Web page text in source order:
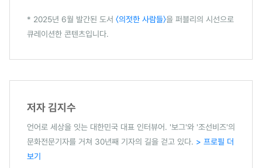
* 2025년 6월 발간된 도서 〈의젓한 사람들〉을 퍼블리의 시선으로
큐레이션한 콘텐츠입니다.
저자 김지수
언어로 세상을 잇는 대한민국 대표 인터뷰어. '보그'와 '조선비즈'의
문화전문기자를 거쳐 30년째 기자의 길을 걷고 있다. > 프로필 더
보기